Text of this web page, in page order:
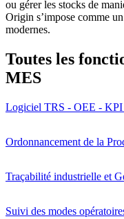
ou gérer les stocks de
Origin s’impose comme un
modernes.
Toutes les
MES
Logiciel TRS - OEE - KPI
Ordonnancement de la
Traçabilité industrielle et
Suivi des modes